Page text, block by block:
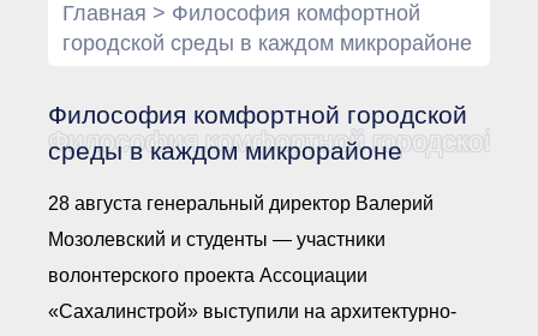
● Протоколы Правления
Документы Ассоциации
● Организационные
документы
● Сбор предложений во
Финансовая отчетность
Компенсационный фонд
Реестры Ассоциации
Главная > Философия комфортной
городской среды в каждом микрорайоне
Философия комфортной городской
среды в каждом микрорайоне
Философия комфортной городской
28 августа генеральный директор Валерий
Мозолевский и студенты — участники
волонтерского проекта Ассоциации
«Сахалинстрой» выступили на архитектурно-